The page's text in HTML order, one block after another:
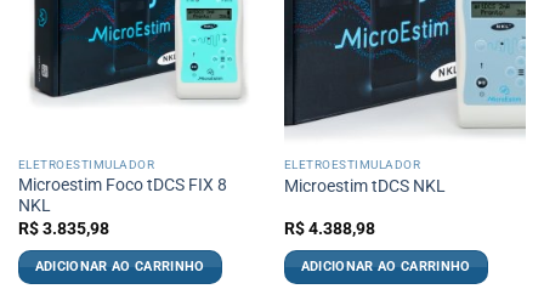
ELETROESTIMULADOR
Microestim Foco tDCS FIX 8
NKL
R$3.835,98
ADICIONAR AO CARRINHO
ELETROESTIMULADOR
Microestim tDCS NKL
R$4.388,98
ADICIONAR AO CARRINHO